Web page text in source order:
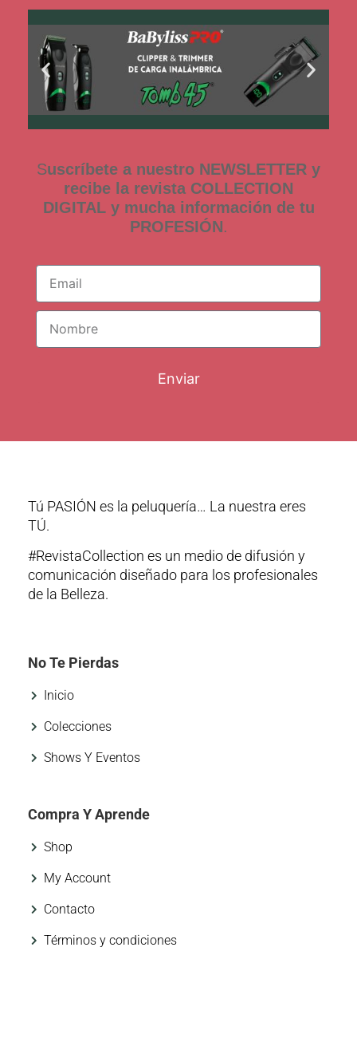
Suscríbete a nuestro NEWSLETTER y
recibe la revista COLLECTION
DIGITAL y mucha información de tu
PROFESIÓN.
Enviar
Tú PASIÓN es la peluquería… La nuestra eres
TÚ.
#RevistaCollection es un medio de difusión y
comunicación diseñado para los profesionales
de la Belleza.
No Te Pierdas
Inicio
Colecciones
Shows Y Eventos
Compra Y Aprende
Shop
My Account
Contacto
Términos y condiciones